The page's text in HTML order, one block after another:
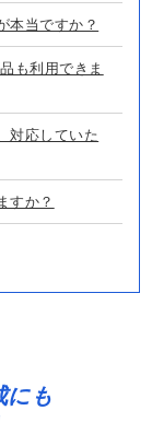
本当ですか？
も利用できま
対応していた
すか？
にも